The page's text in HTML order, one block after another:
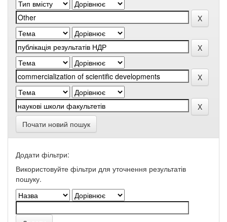
Почати новий пошук
Додати фільтри:
Використовуйте фільтри для уточнення результатів
пошуку.